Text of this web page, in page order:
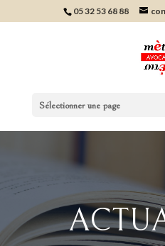
05 32 53 68 88
Sélectionner une page